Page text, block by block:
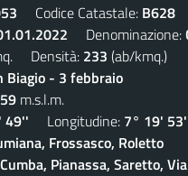
Codice Catastale: B628
Denominazione:
Densità: 233 (ab/kmq.)
Biagio - 3 febbraio
m.s.l.m.
49'' Longitudine: 7° 19'
Frossasco, Roletto
Cumba, Pianassa, Saretto,